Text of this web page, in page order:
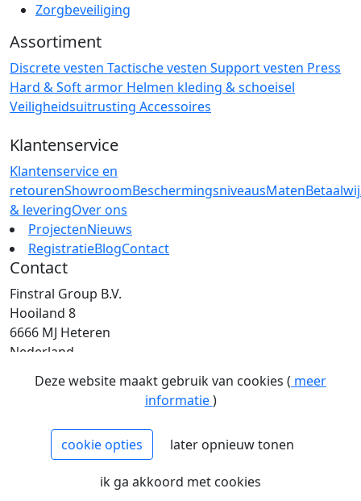
Zorgbeveiliging
Assortiment
Discrete vesten Tactische vesten Support vesten Press
Hard & Soft armor Helmen kleding & schoeisel
Veiligheidsuitrusting Accessoires
Klantenservice
Klantenservice en
retourenShowroomBeschermingsniveausMaten
& leveringOver ons
ProjectenNieuws
RegistratieBlogContact
Contact
Finstral Group B.V.
Hooiland 8
6666 MJ Heteren
Nederland
E: info@finstral.nl
BTW: NL813263025B01
EORI: NL813263025
NCAGE: H2NM0
Deze website maakt gebruik van cookies ( meer
informatie)
cookie opties later opnieuw tonen
ik ga akkoord met cookies